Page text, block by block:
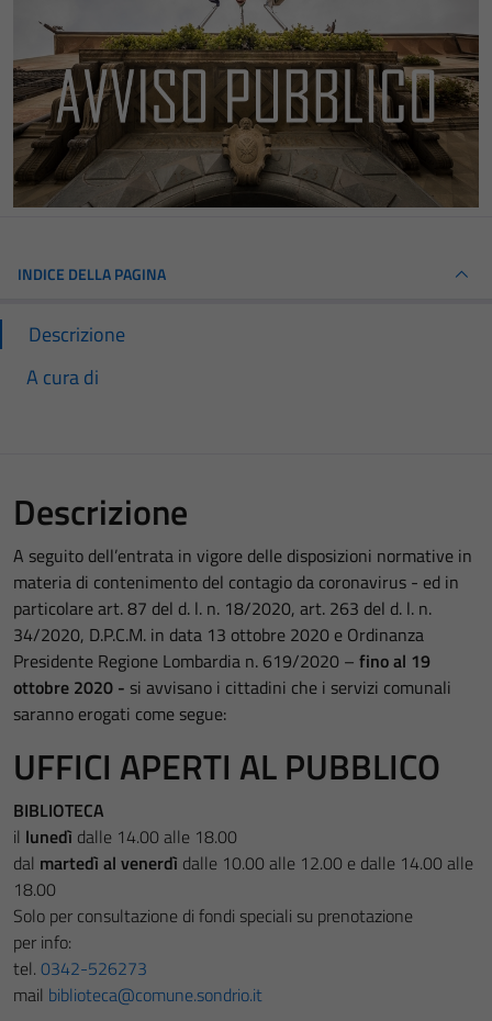
INDICE DELLA PAGINA
Descrizione
A cura di
Descrizione
A seguito dell’entrata in vigore delle disposizioni normative in
materia di contenimento del contagio da coronavirus - ed in
particolare art. 87 del d. l. n. 18/2020, art. 263 del d. l. n.
34/2020, D.P.C.M. in data 13 ottobre 2020 e Ordinanza
Presidente Regione Lombardia n. 619/2020 – fino al 19
ottobre 2020 - si avvisano i cittadini che i servizi comunali
saranno erogati come segue:
UFFICI APERTI AL PUBBLICO
BIBLIOTECA
il lunedì dalle 14.00 alle 18.00
dal martedì al venerdì dalle 10.00 alle 12.00 e dalle 14.00 alle
18.00
Solo per consultazione di fondi speciali su prenotazione
per info:
tel. 0342-526273
mail biblioteca@comune.sondrio.it